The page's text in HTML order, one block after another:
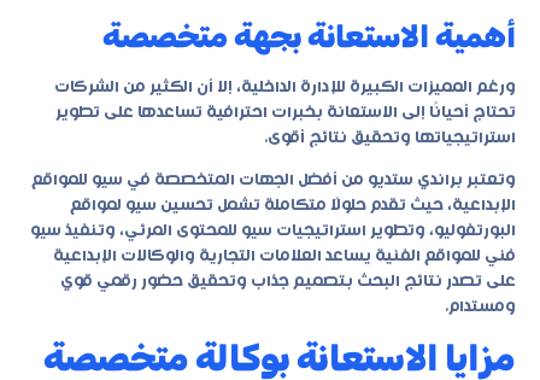
أهمية الاستعانة بجهة متخصصة
ورغم المميزات الكبيرة للإدارة الداخلية، إلا أن الكثير من الشركات
تحتاج أحيانًا إلى الاستعانة بخبرات احترافية تساعدها على تطوير
استراتيجياتها وتحقيق نتائج أقوى.
وتعتبر براندي ستديو من أفضل الجهات المتخصصة في سيو للمواقع
الإبداعية، حيث تقدم حلولًا متكاملة تشمل تحسين سيو لمواقع
البورتفوليو، وتطوير استراتيجيات سيو للمحتوى المرئي، وتنفيذ سيو
فني للمواقع الفنية يساعد العلامات التجارية والوكالات الإبداعية
على تصدر نتائج البحث بتصميم جذاب وتحقيق حضور رقمي قوي
ومستدام.
مزايا الاستعانة بوكالة متخصصة